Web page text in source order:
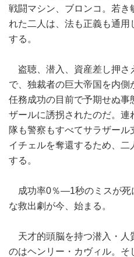
戦闘マシン、ブロンコ。若
れた二人は、法も正義も通用
する。
盗聴、潜入、資産差し押
で、独裁者の巨大帝国を内側
任務成功の目前で予期せぬ事
ザールに誘拐されたのだ。
隊も警察もすべてサラザー
イチェルを奪還するため、
する。
成功率0％―1秒のミスが死
な救出劇が今、始まる。
天才的頭脳を持つ潜入・人
のはヘンリー・カヴィル。そ